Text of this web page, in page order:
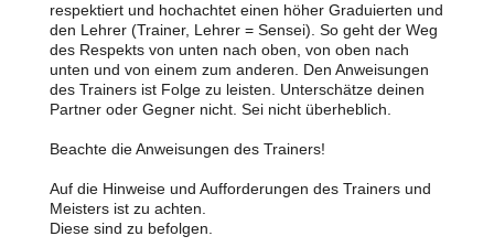
respektiert und hochachtet einen höher Graduierten und
den Lehrer (Trainer, Lehrer = Sensei). So geht der Weg
des Respekts von unten nach oben, von oben nach
unten und von einem zum anderen. Den Anweisungen
des Trainers ist Folge zu leisten. Unterschätze deinen
Partner oder Gegner nicht. Sei nicht überheblich.
Beachte die Anweisungen des Trainers!
Auf die Hinweise und Aufforderungen des Trainers und
Meisters ist zu achten.
Diese sind zu befolgen.